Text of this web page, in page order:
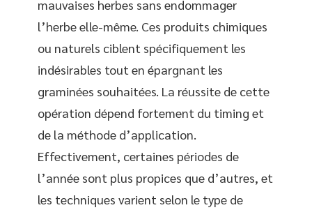
mauvaises herbes sans endommager
l’herbe elle-même. Ces produits chimiques
ou naturels ciblent spécifiquement les
indésirables tout en épargnant les
graminées souhaitées. La réussite de cette
opération dépend fortement du timing et
de la méthode d’application.
Effectivement, certaines périodes de
l’année sont plus propices que d’autres, et
les techniques varient selon le type de